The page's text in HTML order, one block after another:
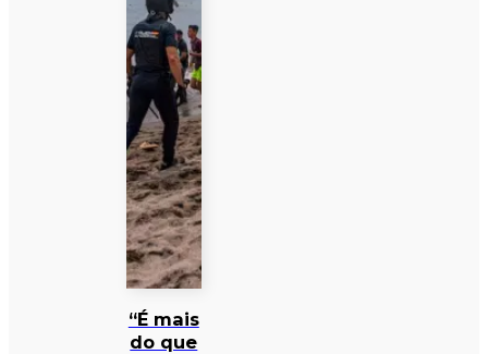
“É mais
do que